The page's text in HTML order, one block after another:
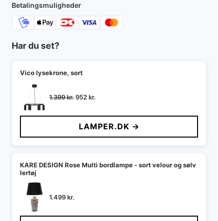
Betalingsmuligheder
Har du set?
Vico lysekrone, sort
1.399kr.Den
pris
var:
1.399 kr..
952kr.
pris
er:
952 kr..
LAMPER.DK →
KARE DESIGN Rose Multi bordlampe - sort velour og sølv
lertøj
1.499kr.